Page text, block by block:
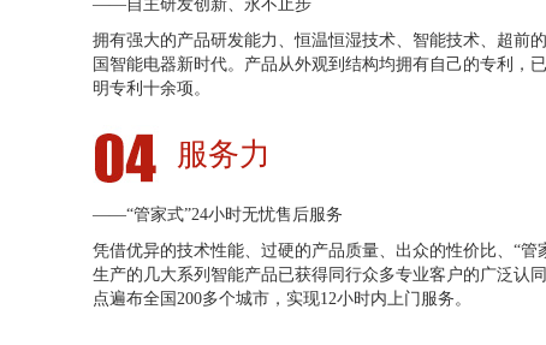
——自主研发创新、永不止步
拥有强大的产品研发能力、恒温恒湿技术、智能技术、超前
国智能电器新时代。产品从外观到结构均拥有自己的专利，
明专利十余项。
服务力
——“管家式”24小时无忧售后服务
凭借优异的技术性能、过硬的产品质量、出众的性价比、“管
生产的几大系列智能产品已获得同行众多专业客户的广泛认
点遍布全国200多个城市，实现12小时内上门服务。